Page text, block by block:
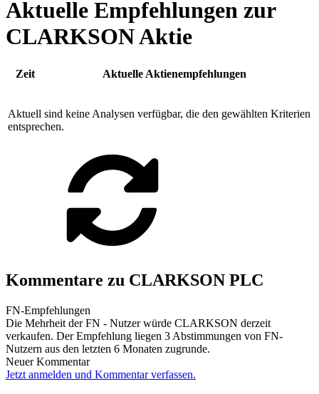
Aktuelle Empfehlungen zur
CLARKSON Aktie
Zeit Aktuelle Aktienempfehlungen
Aktuell sind keine Analysen verfügbar, die den gewählten Kriterien
entsprechen.
Kommentare zu CLARKSON PLC
FN-Empfehlungen
Die Mehrheit der FN - Nutzer würde CLARKSON derzeit
verkaufen. Der Empfehlung liegen 3 Abstimmungen von FN-
Nutzern aus den letzten 6 Monaten zugrunde.
Neuer Kommentar
Jetzt anmelden und Kommentar verfassen.